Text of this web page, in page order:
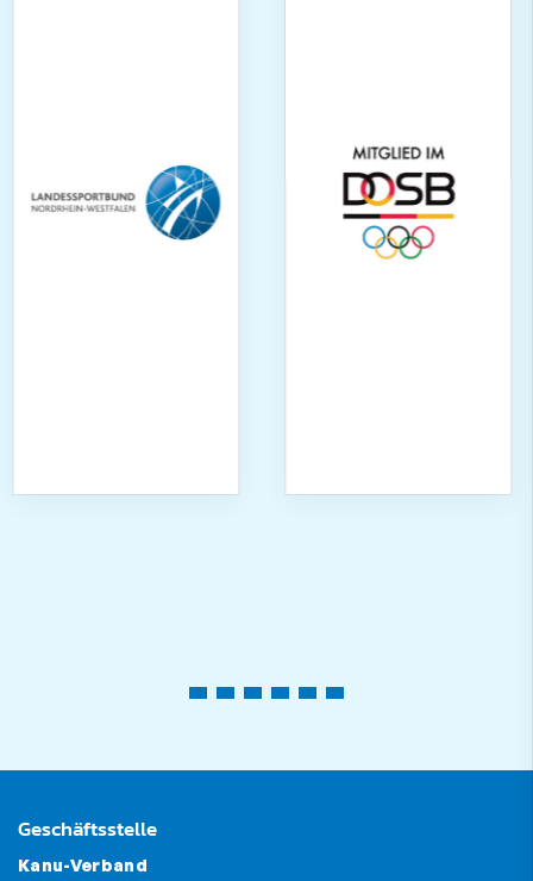
Geschäftsstelle
Kanu-Verband